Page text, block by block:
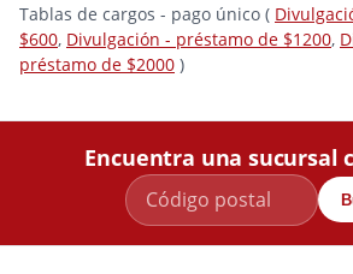
Tablas de cargos - pago único (
$600, Divulgación - préstamo de $1200,
préstamo de $2000 )
Encuentra una sucursal